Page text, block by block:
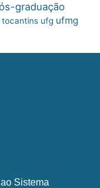
graduação
tocantins ufg ufmg
Sistema